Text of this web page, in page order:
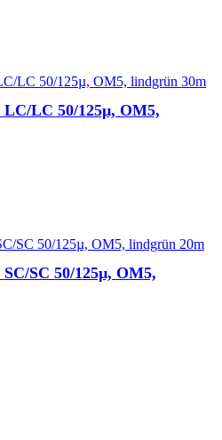
LC 50/125µ, OM5,
SC 50/125µ, OM5,